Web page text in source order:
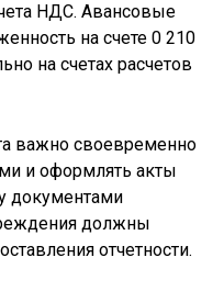
НДС. Авансовые
на счете 0 210
на счетах расчетов
важно своевременно
и оформлять акты
документами
должны
отчетности.